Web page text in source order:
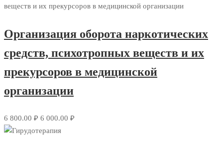
Организация оборота наркотических
средств, психотропных веществ и их
прекурсоров в медицинской
организации
6 800.00 ₽ 6 000.00 ₽